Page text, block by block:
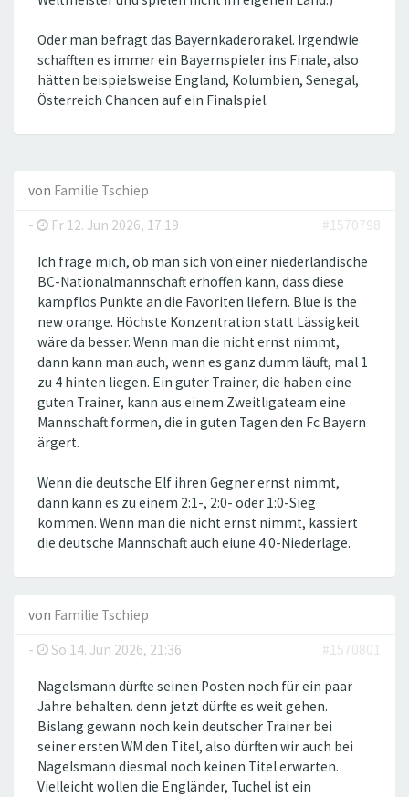
Oder man befragt das Bayernkaderorakel. Irgendwie
schafften es immer ein Bayernspieler ins Finale, also
hätten beispielsweise England, Kolumbien, Senegal,
Österreich Chancen auf ein Finalspiel.
von Familie Tschiep
-
Fr 12. Jun 2026, 17:19 #1570798
Ich frage mich, ob man sich von einer niederländische
BC-Nationalmannschaft erhoffen kann, dass diese
kampflos Punkte an die Favoriten liefern. Blue is the
new orange. Höchste Konzentration statt Lässigkeit
wäre da besser. Wenn man die nicht ernst nimmt,
dann kann man auch, wenn es ganz dumm läuft, mal 1
zu 4 hinten liegen. Ein guter Trainer, die haben eine
guten Trainer, kann aus einem Zweitligateam eine
Mannschaft formen, die in guten Tagen den Fc Bayern
ärgert.
Wenn die deutsche Elf ihren Gegner ernst nimmt,
dann kann es zu einem 2:1-, 2:0- oder 1:0-Sieg
kommen. Wenn man die nicht ernst nimmt, kassiert
die deutsche Mannschaft auch eiune 4:0-Niederlage.
von Familie Tschiep
-
So 14. Jun 2026, 21:36 #1570801
Nagelsmann dürfte seinen Posten noch für ein paar
Jahre behalten. denn jetzt dürfte es weit gehen.
Bislang gewann noch kein deutscher Trainer bei
seiner ersten WM den Titel, also dürften wir auch bei
Nagelsmann diesmal noch keinen Titel erwarten.
Vielleicht wollen die Engländer, Tuchel ist ein